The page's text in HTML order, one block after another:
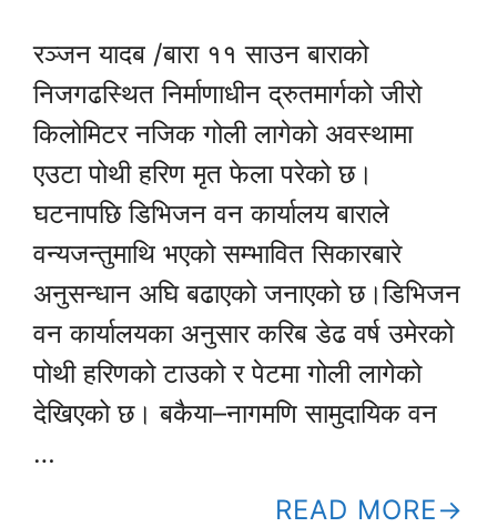
रञ्जन यादब /बारा ११ साउन बाराको
निजगढस्थित निर्माणाधीन द्रुतमार्गको जीरो
किलोमिटर नजिक गोली लागेको अवस्थामा
एउटा पोथी हरिण मृत फेला परेको छ।
घटनापछि डिभिजन वन कार्यालय बाराले
वन्यजन्तुमाथि भएको सम्भावित सिकारबारे
अनुसन्धान अघि बढाएको जनाएको छ।डिभिजन
वन कार्यालयका अनुसार करिब डेढ वर्ष उमेरको
पोथी हरिणको टाउको र पेटमा गोली लागेको
देखिएको छ। बकैया–नागमणि सामुदायिक वन
…
READ MORE